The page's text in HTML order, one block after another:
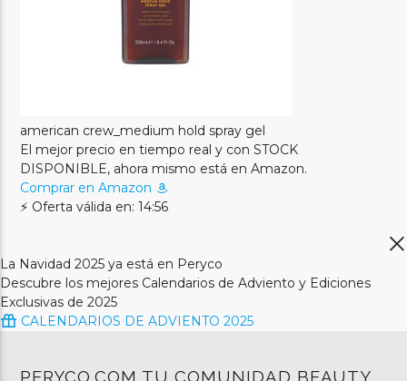
american crew_medium hold spray gel
El mejor precio en tiempo real y con STOCK
DISPONIBLE, ahora mismo está en Amazon.
Comprar en Amazon
⚡ Oferta válida en: 14:56
La Navidad 2025 ya está en Peryco
Descubre los mejores Calendarios de Adviento y Ediciones
Exclusivas de 2025
CALENDARIOS DE ADVIENTO 2025
PERYCO.COM TU COMUNIDAD BEAUTY